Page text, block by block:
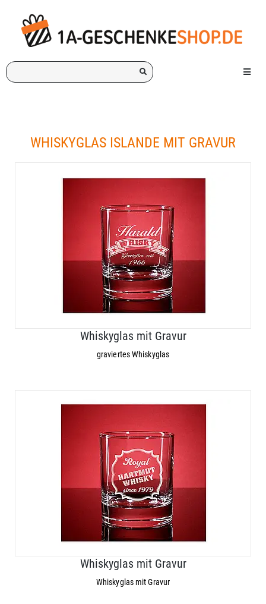
Ich
suche
Menü
WHISKYGLAS ISLANDE MIT GRAVUR
Whiskyglas mit Gravur
graviertes Whiskyglas
Whiskyglas mit Gravur
Whiskyglas mit Gravur